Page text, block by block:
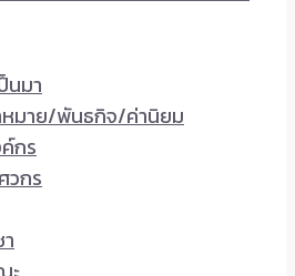
นมา
มาย/พันธกิจ/ค่านิยม
กร
กร